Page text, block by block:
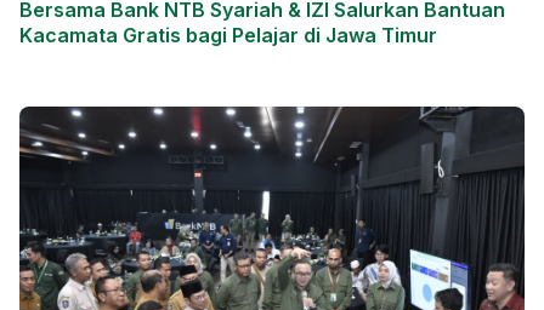
Bersama Bank NTB Syariah & IZI Salurkan Bantuan
Kacamata Gratis bagi Pelajar di Jawa Timur